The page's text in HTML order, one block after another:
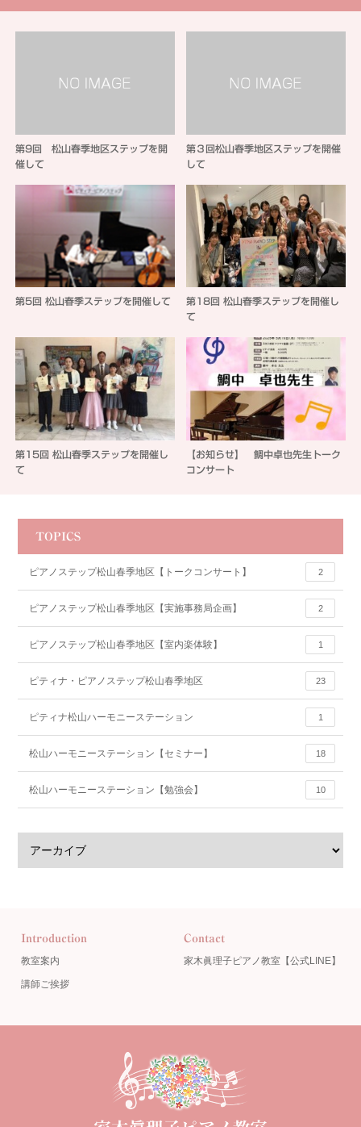
第9回 松山春季地区ステップを開
催して
第３回松山春季地区ステップを開催
して
第5回 松山春季ステップを開催して
第18回 松山春季ステップを開催し
て
第15回 松山春季ステップを開催し
て
【お知らせ】 鯛中卓也先生トーク
コンサート
TOPICS
ピアノステップ松山春季地区【トークコンサート】 2
ピアノステップ松山春季地区【実施事務局企画】 2
ピアノステップ松山春季地区【室内楽体験】 1
ピティナ・ピアノステップ松山春季地区 23
ピティナ松山ハーモニーステーション 1
松山ハーモニーステーション【セミナー】 18
松山ハーモニーステーション【勉強会】 10
Introduction
教室案内
講師ご挨拶
Contact
家木眞理子ピアノ教室【公式LINE】